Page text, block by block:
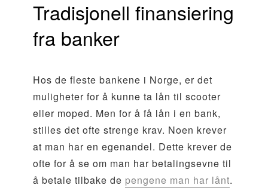
Tradisjonell finansiering
fra banker
Hos de fleste bankene i Norge, er det
muligheter for å kunne ta lån til scooter
eller moped. Men for å få lån i en bank,
stilles det ofte strenge krav. Noen krever
at man har en egenandel. Dette krever de
ofte for å se om man har betalingsevne til
å betale tilbake de pengene man har lånt.